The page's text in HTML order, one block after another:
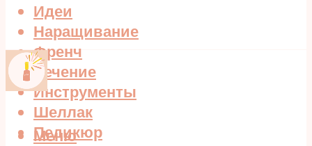
Идеи
Наращивание
Френч
Лечение
Инструменты
Шеллак
Педикюр
Меню